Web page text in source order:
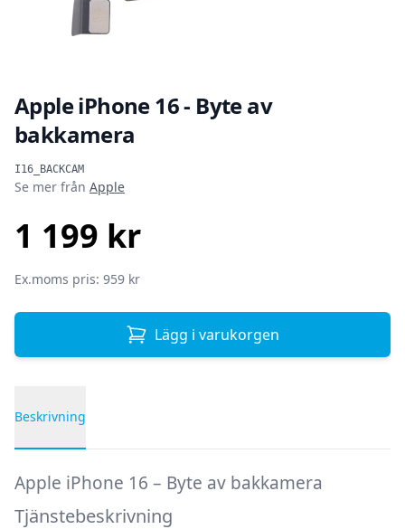
Apple iPhone 16 - Byte av
bakkamera
I16_BACKCAM
Produktinformation
Se mer från Apple
1 199 kr
Ex.moms pris: 959 kr
Lägg i varukorgen
Beskrivning
Apple iPhone 16 – Byte av bakkamera
Tjänstebeskrivning